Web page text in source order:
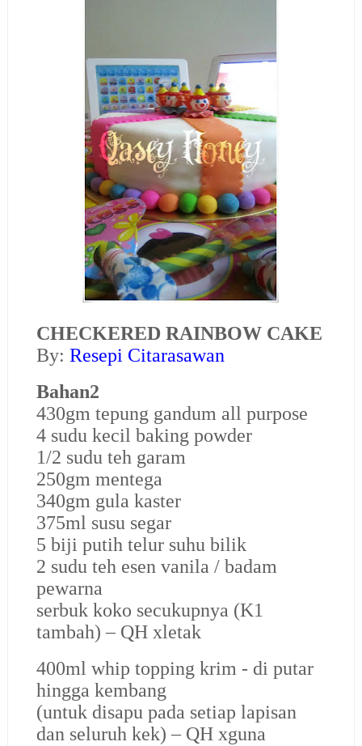
CHECKERED RAINBOW CAKE
By: Resepi Citarasawan
Bahan2
430gm tepung gandum all purpose
4 sudu kecil baking powder
1/2 sudu teh garam
250gm mentega
340gm gula kaster
375ml susu segar
5 biji putih telur suhu bilik
2 sudu teh esen vanila / badam
pewarna
serbuk koko secukupnya (K1
tambah) – QH xletak
400ml whip topping krim - di putar
hingga kembang
(untuk disapu pada setiap lapisan
dan seluruh kek) – QH xguna